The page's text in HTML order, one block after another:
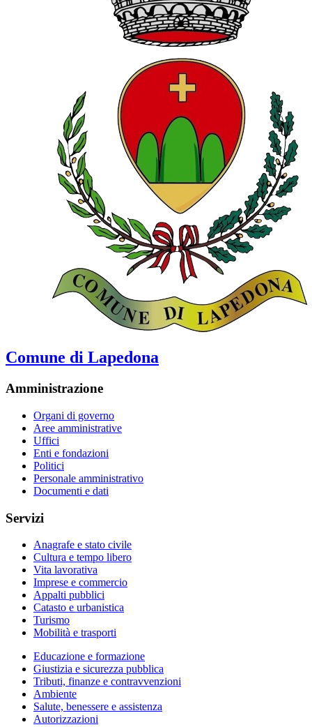
Comune di Lapedona
Amministrazione
Organi di governo
Aree amministrative
Uffici
Enti e fondazioni
Politici
Personale amministrativo
Documenti e dati
Servizi
Anagrafe e stato civile
Cultura e tempo libero
Vita lavorativa
Imprese e commercio
Appalti pubblici
Catasto e urbanistica
Turismo
Mobilità e trasporti
Educazione e formazione
Giustizia e sicurezza pubblica
Tributi, finanze e contravvenzioni
Ambiente
Salute, benessere e assistenza
Autorizzazioni